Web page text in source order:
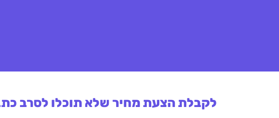
לקבלת הצעת מחיר שלא תוכלו לסרב